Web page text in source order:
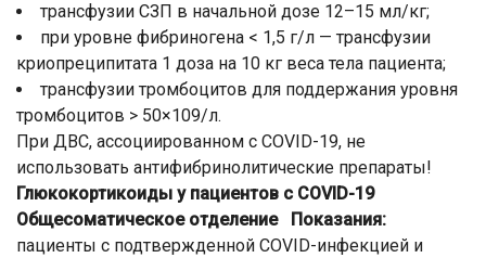
трансфузии СЗП в начальной дозе 12–15 мл/кг;
при уровне фибриногена < 1,5 г/л — трансфузии
криопреципитата 1 доза на 10 кг веса тела пациента;
трансфузии тромбоцитов для поддержания уровня
тромбоцитов > 50×109/л.
При ДВС, ассоциированном с COVID-19, не
использовать антифибринолитические препараты!
Глюкокортикоиды у пациентов с COVID-19
Общесоматическое отделение
Показания:
пациенты с подтвержденной COVID-инфекцией и